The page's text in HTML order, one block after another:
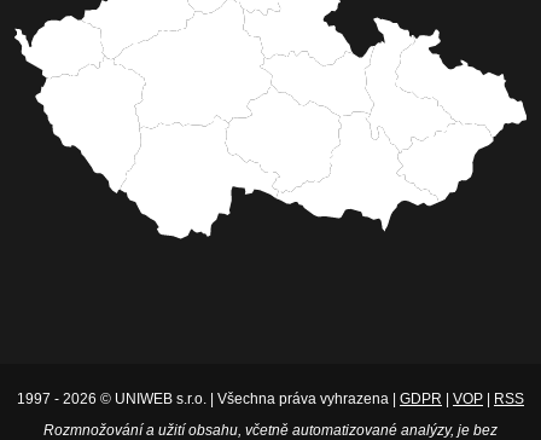
1997 - 2026 © UNIWEB s.r.o. | Všechna práva vyhrazena | GDPR VOP
RSS
Rozmnožování a užití obsahu, včetně automatizované analýzy, je bez